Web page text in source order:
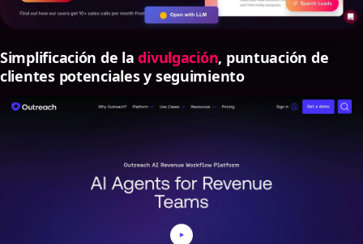
Simplificación de ladivulgación, puntuación de
clientes potenciales y seguimiento